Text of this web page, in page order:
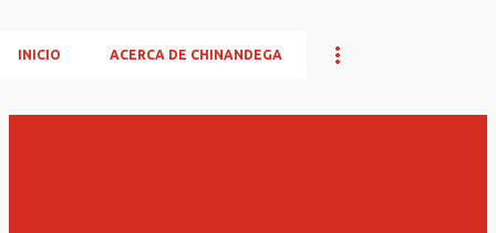
INICIO ACERCA DE CHINANDEGA